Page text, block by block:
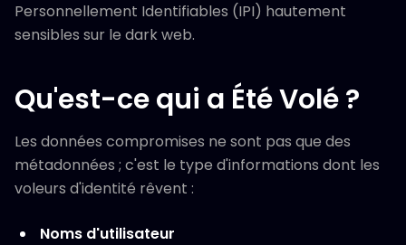
Personnellement Identifiables (IPI) hautement
sensibles sur le dark web.
Qu'est-ce qui a Été Volé ?
Les données compromises ne sont pas que des
métadonnées ; c'est le type d'informations dont les
voleurs d'identité rêvent :
Noms d'utilisateur